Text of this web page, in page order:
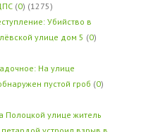
(0) (1275)
Убийство в
улице дом 5 (0)
На улице
пустой гроб (0)
Полоцкой улице житель